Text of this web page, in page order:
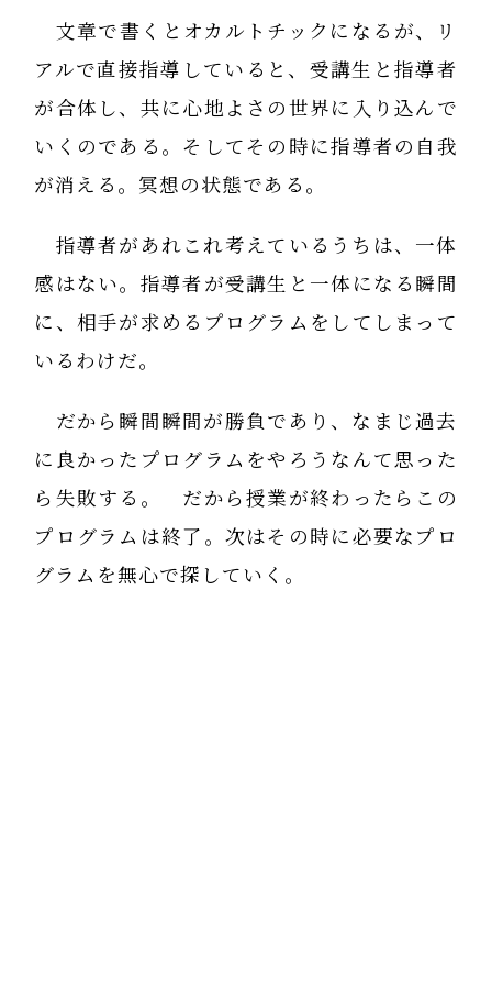
文章で書くとオカルトチックになるが、リ
アルで直接指導していると、受講生と指導者
が合体し、共に心地よさの世界に入り込んで
いくのである。そしてその時に指導者の自我
が消える。冥想の状態である。
指導者があれこれ考えているうちは、一体
感はない。指導者が受講生と一体になる瞬間
に、相手が求めるプログラムをしてしまって
いるわけだ。
だから瞬間瞬間が勝負であり、なまじ過去
に良かったプログラムをやろうなんて思った
ら失敗する。 だから授業が終わったらこの
プログラムは終了。次はその時に必要なプロ
グラムを無心で探していく。